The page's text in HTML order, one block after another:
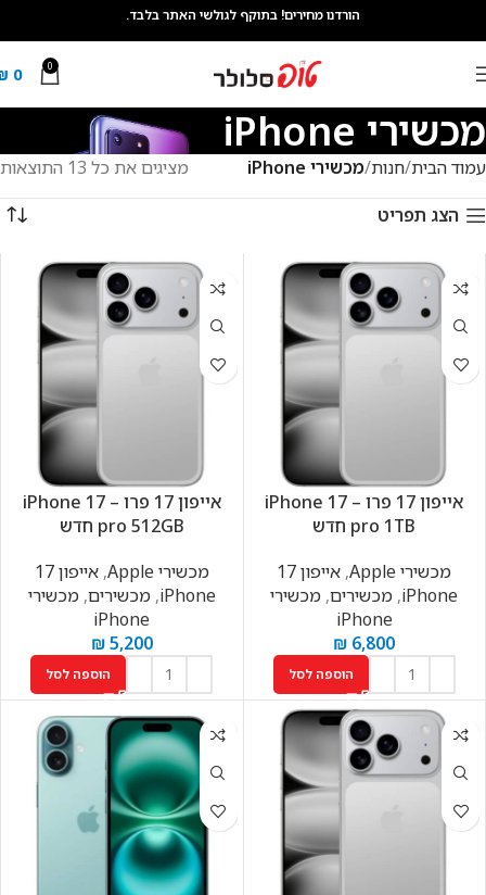
הורדנו מחירים! בתוקף לגולשי האתר בלבד.
0
0
מכשירי iPhone
עמוד הבית חנות מכשירי iPhone
מציגים את כל ⁦13⁩ התוצאות
הצג תפריט
אייפון 17 פרו – iPhone 17
pro 1TB חדש
מכשירי Apple
,
אייפון 17
iPhone
, מכשירים, מכשירי
iPhone
₪ 6,800
הוספה לסל
אייפון 17 פרו – iPhone 17
pro 512GB חדש
מכשירי Apple
,
אייפון 17
iPhone
,מכשירים,מכשירי
iPhone
₪5,200
הוספה לסל